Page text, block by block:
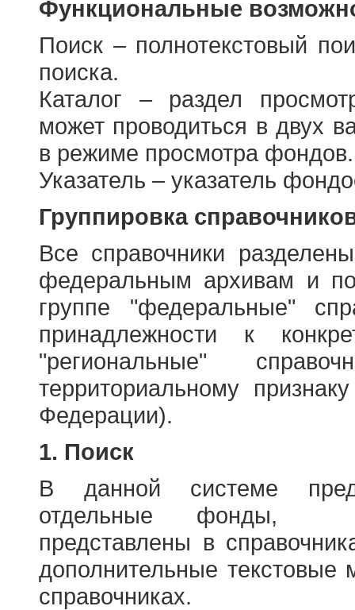
Функциональные
Поиск – полнотекстовый
поиска.
Каталог – раздел
может проводиться в двух
в режиме просмотра фондов.
Указатель – указатель
Группировка
Все справочники
федеральным архивам и
группе "федеральные"
принадлежности к
"региональные"
территориальному
Федерации).
1. Поиск
В данной системе
отдельные фонды,
представлены в
дополнительные
справочниках.